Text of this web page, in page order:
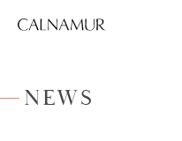
NEWS